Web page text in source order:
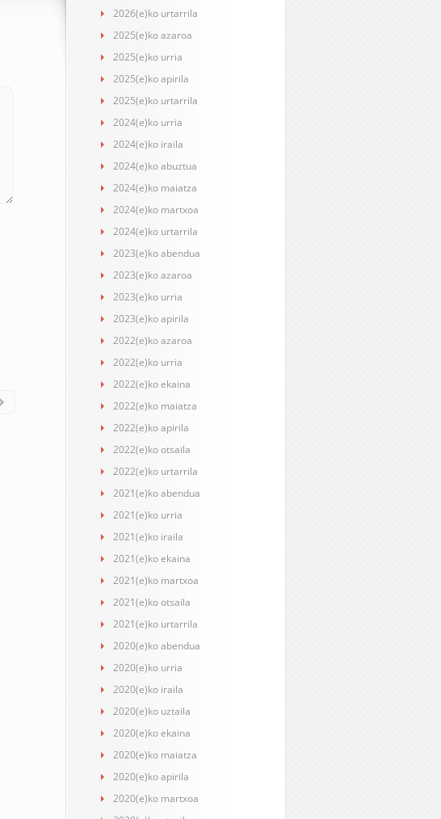
2026(e)ko urtarrila
2025(e)ko azaroa
2025(e)ko urria
2025(e)ko apirila
2025(e)ko urtarrila
2024(e)ko urria
2024(e)ko iraila
2024(e)ko abuztua
2024(e)ko maiatza
2024(e)ko martxoa
2024(e)ko urtarrila
2023(e)ko abendua
2023(e)ko azaroa
2023(e)ko urria
2023(e)ko apirila
2022(e)ko azaroa
2022(e)ko urria
2022(e)ko ekaina
2022(e)ko maiatza
2022(e)ko apirila
2022(e)ko otsaila
2022(e)ko urtarrila
2021(e)ko abendua
2021(e)ko urria
2021(e)ko iraila
2021(e)ko ekaina
2021(e)ko martxoa
2021(e)ko otsaila
2021(e)ko urtarrila
2020(e)ko abendua
2020(e)ko urria
2020(e)ko iraila
2020(e)ko uztaila
2020(e)ko ekaina
2020(e)ko maiatza
2020(e)ko apirila
2020(e)ko martxoa